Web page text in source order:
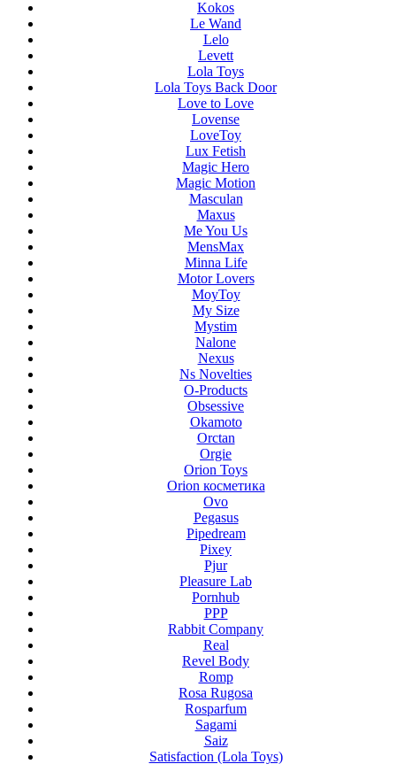
Kokos
Le Wand
Lelo
Levett
Lola Toys
Lola Toys Back Door
Love to Love
Lovense
LoveToy
Lux Fetish
Magic Hero
Magic Motion
Masculan
Maxus
Me You Us
MensMax
Minna Life
Motor Lovers
MoyToy
My Size
Mystim
Nalone
Nexus
Ns Novelties
O-Products
Obsessive
Okamoto
Orctan
Orgie
Orion Toys
Orion косметика
Ovo
Pegasus
Pipedream
Pixey
Pjur
Pleasure Lab
Pornhub
PPP
Rabbit Company
Real
Revel Body
Romp
Rosa Rugosa
Rosparfum
Sagami
Saiz
Satisfaction (Lola Toys)